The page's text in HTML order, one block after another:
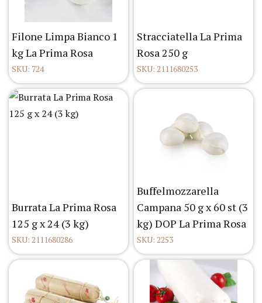
Filone Limpa Bianco 1
kg La Prima Rosa
SKU: 724
Stracciatella La Prima
Rosa 250 g
SKU: 2111680253
Burrata La Prima Rosa
125 g x 24 (3 kg)
SKU: 2111680286
Buffelmozzarella
Campana 50 g x 60 st (3
kg) DOP La Prima Rosa
SKU: 2253